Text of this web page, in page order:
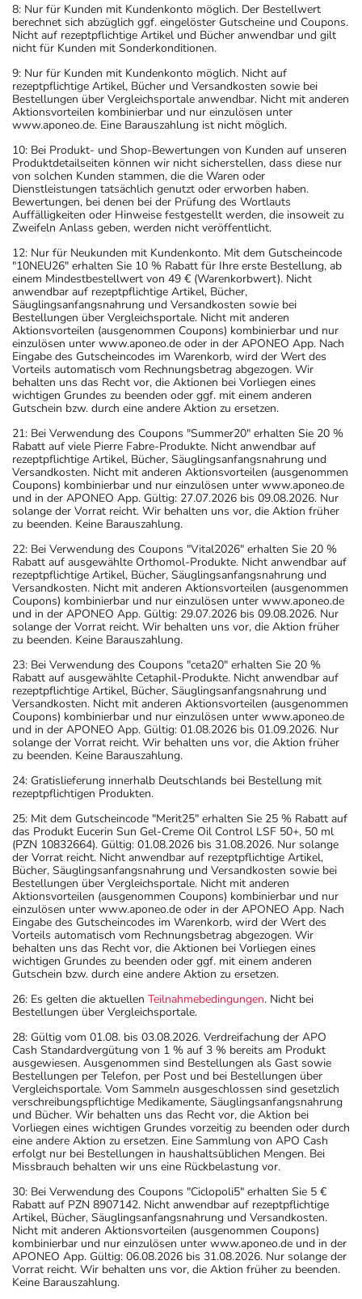
8: Nur für Kunden mit Kundenkonto möglich. Der Bestellwert
berechnet sich abzüglich ggf. eingelöster Gutscheine und Coupons.
Nicht auf rezeptpflichtige Artikel und Bücher anwendbar und gilt
nicht für Kunden mit Sonderkonditionen.
9: Nur für Kunden mit Kundenkonto möglich. Nicht auf
rezeptpflichtige Artikel, Bücher und Versandkosten sowie bei
Bestellungen über Vergleichsportale anwendbar. Nicht mit anderen
Aktionsvorteilen kombinierbar und nur einzulösen unter
www.aponeo.de. Eine Barauszahlung ist nicht möglich.
10: Bei Produkt- und Shop-Bewertungen von Kunden auf unseren
Produktdetailseiten können wir nicht sicherstellen, dass diese nur
von solchen Kunden stammen, die die Waren oder
Dienstleistungen tatsächlich genutzt oder erworben haben.
Bewertungen, bei denen bei der Prüfung des Wortlauts
Auffälligkeiten oder Hinweise festgestellt werden, die insoweit zu
Zweifeln Anlass geben, werden nicht veröffentlicht.
12: Nur für Neukunden mit Kundenkonto. Mit dem Gutscheincode
"10NEU26" erhalten Sie 10 % Rabatt für Ihre erste Bestellung, ab
einem Mindestbestellwert von 49 € (Warenkorbwert). Nicht
anwendbar auf rezeptpflichtige Artikel, Bücher,
Säuglingsanfangsnahrung und Versandkosten sowie bei
Bestellungen über Vergleichsportale. Nicht mit anderen
Aktionsvorteilen (ausgenommen Coupons) kombinierbar und nur
einzulösen unter www.aponeo.de oder in der APONEO App. Nach
Eingabe des Gutscheincodes im Warenkorb, wird der Wert des
Vorteils automatisch vom Rechnungsbetrag abgezogen. Wir
behalten uns das Recht vor, die Aktionen bei Vorliegen eines
wichtigen Grundes zu beenden oder ggf. mit einem anderen
Gutschein bzw. durch eine andere Aktion zu ersetzen.
21: Bei Verwendung des Coupons "Summer20" erhalten Sie 20 %
Rabatt auf viele Pierre Fabre-Produkte. Nicht anwendbar auf
rezeptpflichtige Artikel, Bücher, Säuglingsanfangsnahrung und
Versandkosten. Nicht mit anderen Aktionsvorteilen (ausgenommen
Coupons) kombinierbar und nur einzulösen unter www.aponeo.de
und in der APONEO App. Gültig: 27.07.2026 bis 09.08.2026. Nur
solange der Vorrat reicht. Wir behalten uns vor, die Aktion früher
zu beenden. Keine Barauszahlung.
22: Bei Verwendung des Coupons "Vital2026" erhalten Sie 20 %
Rabatt auf ausgewählte Orthomol-Produkte. Nicht anwendbar auf
rezeptpflichtige Artikel, Bücher, Säuglingsanfangsnahrung und
Versandkosten. Nicht mit anderen Aktionsvorteilen (ausgenommen
Coupons) kombinierbar und nur einzulösen unter www.aponeo.de
und in der APONEO App. Gültig: 29.07.2026 bis 09.08.2026. Nur
solange der Vorrat reicht. Wir behalten uns vor, die Aktion früher
zu beenden. Keine Barauszahlung.
23: Bei Verwendung des Coupons "ceta20" erhalten Sie 20 %
Rabatt auf ausgewählte Cetaphil-Produkte. Nicht anwendbar auf
rezeptpflichtige Artikel, Bücher, Säuglingsanfangsnahrung und
Versandkosten. Nicht mit anderen Aktionsvorteilen (ausgenommen
Coupons) kombinierbar und nur einzulösen unter www.aponeo.de
und in der APONEO App. Gültig: 01.08.2026 bis 01.09.2026. Nur
solange der Vorrat reicht. Wir behalten uns vor, die Aktion früher
zu beenden. Keine Barauszahlung.
24: Gratislieferung innerhalb Deutschlands bei Bestellung mit
rezeptpflichtigen Produkten.
25: Mit dem Gutscheincode "Merit25" erhalten Sie 25 % Rabatt auf
das Produkt Eucerin Sun Gel-Creme Oil Control LSF 50+, 50 ml
(PZN 10832664). Gültig: 01.08.2026 bis 31.08.2026. Nur solange
der Vorrat reicht. Nicht anwendbar auf rezeptpflichtige Artikel,
Bücher, Säuglingsanfangsnahrung und Versandkosten sowie bei
Bestellungen über Vergleichsportale. Nicht mit anderen
Aktionsvorteilen (ausgenommen Coupons) kombinierbar und nur
einzulösen unter www.aponeo.de oder in der APONEO App. Nach
Eingabe des Gutscheincodes im Warenkorb, wird der Wert des
Vorteils automatisch vom Rechnungsbetrag abgezogen. Wir
behalten uns das Recht vor, die Aktionen bei Vorliegen eines
wichtigen Grundes zu beenden oder ggf. mit einem anderen
Gutschein bzw. durch eine andere Aktion zu ersetzen.
26: Es gelten die aktuellen Teilnahmebedingungen. Nicht bei
Bestellungen über Vergleichsportale.
28: Gültig vom 01.08. bis 03.08.2026. Verdreifachung der APO
Cash Standardvergütung von 1 % auf 3 % bereits am Produkt
ausgewiesen. Ausgenommen sind Bestellungen als Gast sowie
Bestellungen per Telefon, per Post und bei Bestellungen über
Vergleichsportale. Vom Sammeln ausgeschlossen sind gesetzlich
verschreibungspflichtige Medikamente, Säuglingsanfangsnahrung
und Bücher. Wir behalten uns das Recht vor, die Aktion bei
Vorliegen eines wichtigen Grundes vorzeitig zu beenden oder durch
eine andere Aktion zu ersetzen. Eine Sammlung von APO Cash
erfolgt nur bei Bestellungen in haushaltsüblichen Mengen. Bei
Missbrauch behalten wir uns eine Rückbelastung vor.
30: Bei Verwendung des Coupons "Ciclopoli5" erhalten Sie 5 €
Rabatt auf PZN 8907142. Nicht anwendbar auf rezeptpflichtige
Artikel, Bücher, Säuglingsanfangsnahrung und Versandkosten.
Nicht mit anderen Aktionsvorteilen (ausgenommen Coupons)
kombinierbar und nur einzulösen unter www.aponeo.de und in der
APONEO App. Gültig: 06.08.2026 bis 31.08.2026. Nur solange der
Vorrat reicht. Wir behalten uns vor, die Aktion früher zu beenden.
Keine Barauszahlung.